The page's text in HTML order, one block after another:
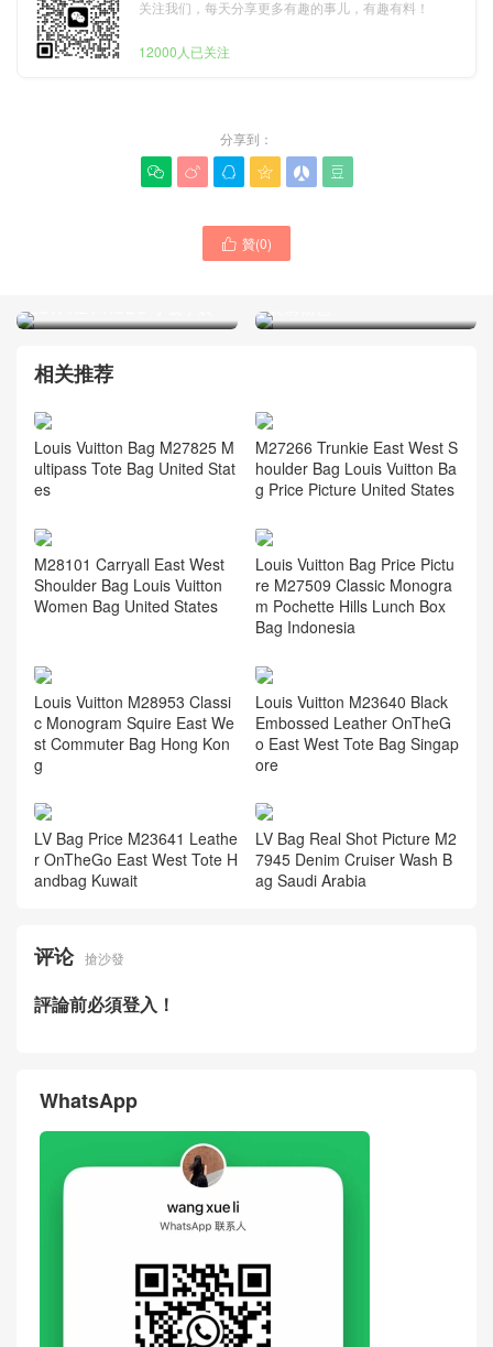
关注我们，每天分享更多有趣的事儿，有趣有料！
12000人已关注
分享到：
     
 贊(0)
LOUIS VUITTON路易威登
LOW KEY HOBO 小號手袋
YSL聖羅蘭包包2025新款專
相关推荐
Louis Vuitton Bag M27825 M
ultipass Tote Bag United Stat
es
M27266 Trunkie East West S
houlder Bag Louis Vuitton Ba
g Price Picture United States
M28101 Carryall East West
Shoulder Bag Louis Vuitton
Women Bag United States
Louis Vuitton Bag Price Pictu
re M27509 Classic Monogra
m Pochette Hills Lunch Box
Bag Indonesia
Louis Vuitton M28953 Classi
c Monogram Squire East We
st Commuter Bag Hong Kon
g
Louis Vuitton M23640 Black
Embossed Leather OnTheG
o East West Tote Bag Singap
ore
LV Bag Price M23641 Leathe
r OnTheGo East West Tote H
andbag Kuwait
LV Bag Real Shot Picture M2
7945 Denim Cruiser Wash B
ag Saudi Arabia
评论 搶沙發
評論前必須登入！
WhatsApp